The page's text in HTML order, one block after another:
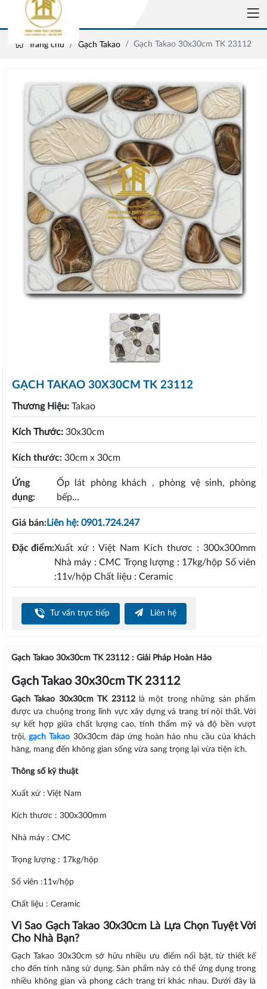
Trang chủ Gạch Takao Gạch Takao 30x30cm TK 23112
GẠCH TAKAO 30X30CM TK 23112
Thương Hiệu: Takao
Kích Thước: 30x30cm
Kích thước: 30cm x 30cm
Ứng
dụng:
Ốp lát phòng khách , phòng vệ sinh, phòng
bếp...
Giá bán:Liên hệ: 0901.724.247
Đặc điểm:Xuất xứ : Việt Nam Kích thươc : 300x300mm
Nhà máy : CMC Trọng lượng : 17kg/hộp Số viên
:11v/hộp Chất liệu : Ceramic
Tư vấn trực tiếp Liên hệ
Gạch Takao 30x30cm TK 23112 : Giải Pháp Hoàn Hảo
Gạch Takao 30x30cm TK 23112
Gạch Takao 30x30cm TK 23112là một trong những sản phẩm
được ưa chuộng trong lĩnh vực xây dựng và trang trí nội thất. Với
sự kết hợp giữa chất lượng cao, tính thẩm mỹ và độ bền vượt
trội, gạch Takao 30x30cm đáp ứng hoàn hảo nhu cầu của khách
hàng, mang đến không gian sống vừa sang trọng lại vừa tiện ích.
Thông số kỹ thuật
Xuất xứ : Việt Nam
Kích thươc : 300x300mm
Nhà máy : CMC
Trọng lượng : 17kg/hộp
Số viên :11v/hộp
Chất liệu : Ceramic
Vì Sao Gạch Takao 30x30cm Là Lựa Chọn Tuyệt Vời
Cho Nhà Bạn?
Gạch Takao 30x30cm sở hữu nhiều ưu điểm nổi bật, từ thiết kế
cho đến tính năng sử dụng. Sản phẩm này có thể ứng dụng trong
nhiều không gian và phong cách trang trí khác nhau. Dưới đây là